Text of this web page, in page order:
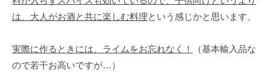
は、大人がお酒と共に楽しむ料理という感じかと思います。
実際に作るときには、ライムをお忘れなく！
（基本輸入品な
ので若干お高いですが…）